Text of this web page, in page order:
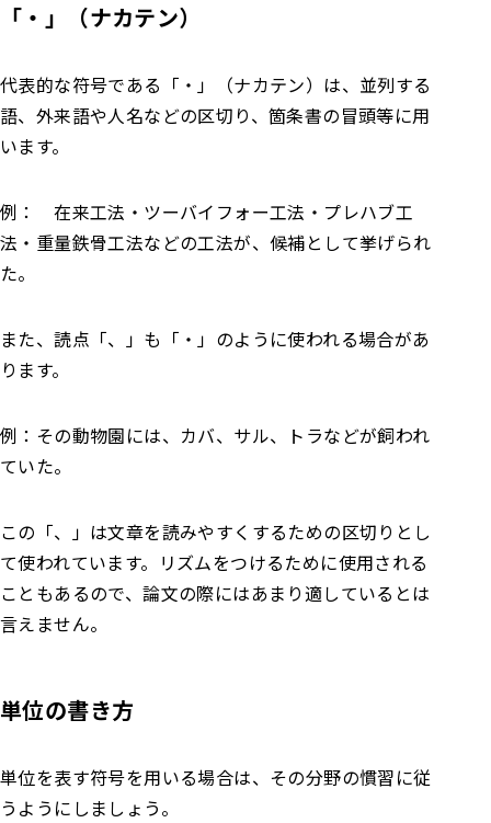
「・」（ナカテン）
代表的な符号である「・」（ナカテン）は、並列する
語、外来語や人名などの区切り、箇条書の冒頭等に用
います。
例： 在来工法・ツーバイフォー工法・プレハブ工
法・重量鉄骨工法などの工法が、候補として挙げられ
た。
また、読点「、」も「・」のように使われる場合があ
ります。
例：その動物園には、カバ、サル、トラなどが飼われ
ていた。
この「、」は文章を読みやすくするための区切りとし
て使われています。リズムをつけるために使用される
こともあるので、論文の際にはあまり適しているとは
言えません。
単位の書き方
単位を表す符号を用いる場合は、その分野の慣習に従
うようにしましょう。